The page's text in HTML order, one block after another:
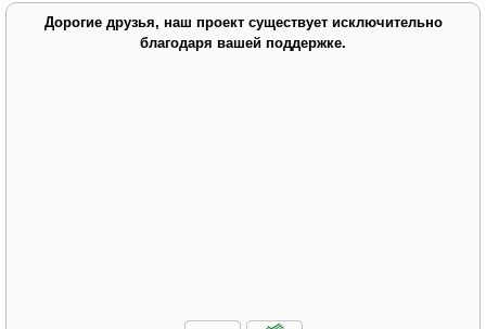
Дорогие друзья, наш проект существует исключительно
благодаря вашей поддержке.